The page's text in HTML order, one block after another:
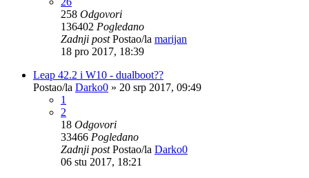
258 Odgovori
136402 Pogledano
Zadnji postPostao/la marijan
18 pro 2017, 18:39
Leap 42.2 i W10 - dualboot??
Postao/la Darko0 » 20 srp 2017, 09:49
1
2
18 Odgovori
33466 Pogledano
Zadnji postPostao/la Darko0
06 stu 2017, 18:21